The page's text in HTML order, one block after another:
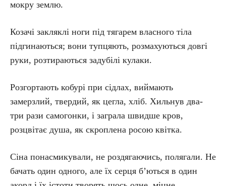
мокру землю.
Козачі закляклі ноги під тягарем власного тіла
підгинаються; вони тупцяють, розмахуються довгі
руки, розтираються задубілі кулаки.
Розгортають кобурі при сідлах, виймають
замерзлий, твердий, як цегла, хліб. Хильнув два-
три рази самогонки, і заграла швидше кров,
розцвітає душа, як скроплена росою квітка.
Сіна понасмикували, не роздягаючись, полягали. Не
бачать один одного, але їх серця б’ються в один